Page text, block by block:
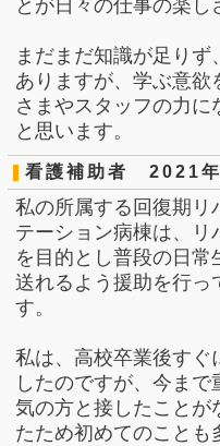
とが日々の仕事の楽し
まだまだ知識が足りず
ありますが、学ぶ意欲
さまやスタッフの力に
と思います。
看護補助者 2021年
私の所属する回復期リ
テーション病棟は、リ
を目的とし普段の日常
送れるよう援助を行っ
す。
私は、高校卒業後すぐ
したのですが、今まで
気の方と接したことが
たため初めてのことも